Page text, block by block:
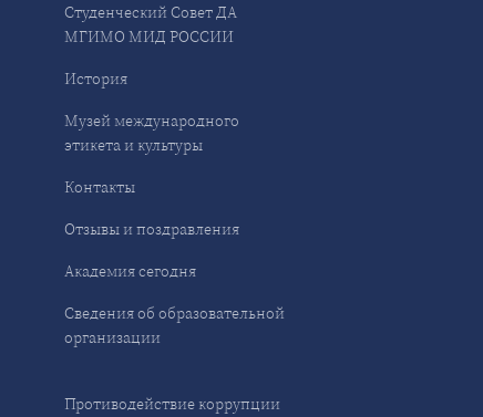
Студенческий Совет ДА
МГИМО МИД РОССИИ
История
Музей международного
этикета и культуры
Контакты
Отзывы и поздравления
Академия сегодня
Сведения об образовательной
организации
Противодействие коррупции